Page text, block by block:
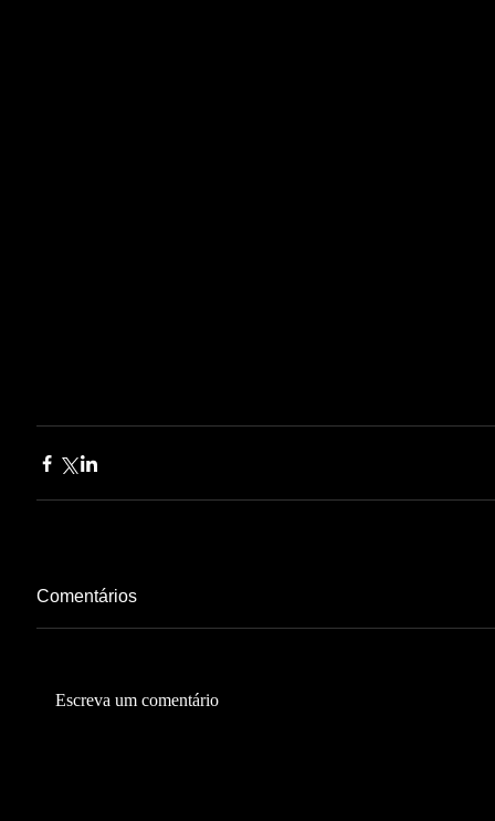
Comentários
Escreva um comentário